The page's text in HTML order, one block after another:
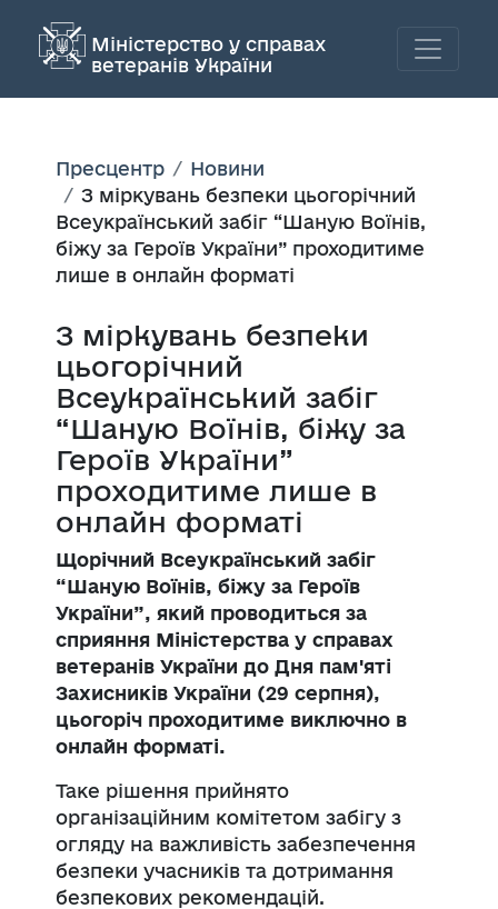
Міністерство у справах
ветеранів України
Пресцентр
Новини
З міркувань безпеки цьогорічний
Всеукраїнський забіг “Шаную Воїнів,
біжу за Героїв України” проходитиме
лише в онлайн форматі
З міркувань безпеки
цьогорічний
Всеукраїнський забіг
“Шаную Воїнів, біжу за
Героїв України”
проходитиме лише в
онлайн форматі
Щорічний Всеукраїнський забіг
“Шаную Воїнів, біжу за Героїв
України”, який проводиться за
сприяння Міністерства у справах
ветеранів України до Дня пам'яті
Захисників України (29 серпня),
цьогоріч проходитиме виключно в
онлайн форматі.
Таке рішення прийнято
організаційним комітетом забігу з
огляду на важливість забезпечення
безпеки учасників та дотримання
безпекових рекомендацій.